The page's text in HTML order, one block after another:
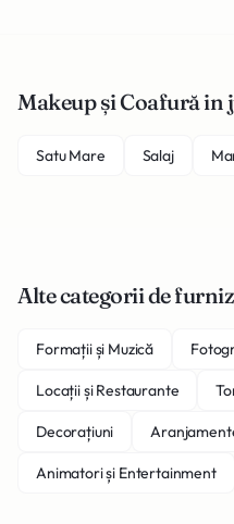
Makeup și Coafură in
Satu Mare Salaj
Alte categorii de
Formații și Muzică
Locații și Restaurante
Decorațiuni
Animatori și Entertainment